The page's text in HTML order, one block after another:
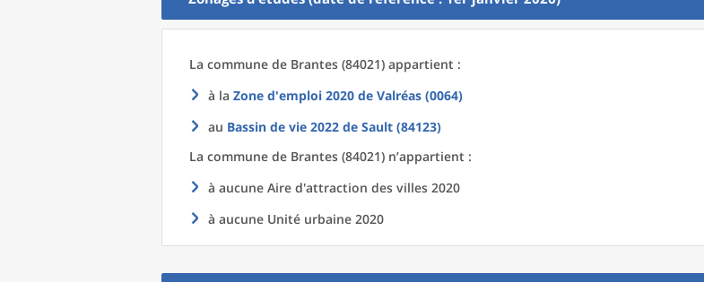
La commune de Brantes (84021) appartient :
à la Zone d'emploi 2020 de Valréas (0064)
au Bassin de vie 2022 de Sault (84123)
La commune de Brantes (84021) n’appartient :
à aucune Aire d'attraction des villes 2020
à aucune Unité urbaine 2020